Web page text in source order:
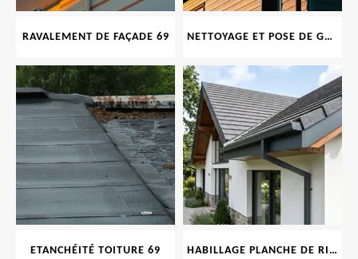
RAVALEMENT DE FAÇADE 69 NETTOYAGE ET POSE DE GOUTTIÈRE 69
ETANCHÉITÉ TOITURE 69 HABILLAGE PLANCHE DE RIVE 69